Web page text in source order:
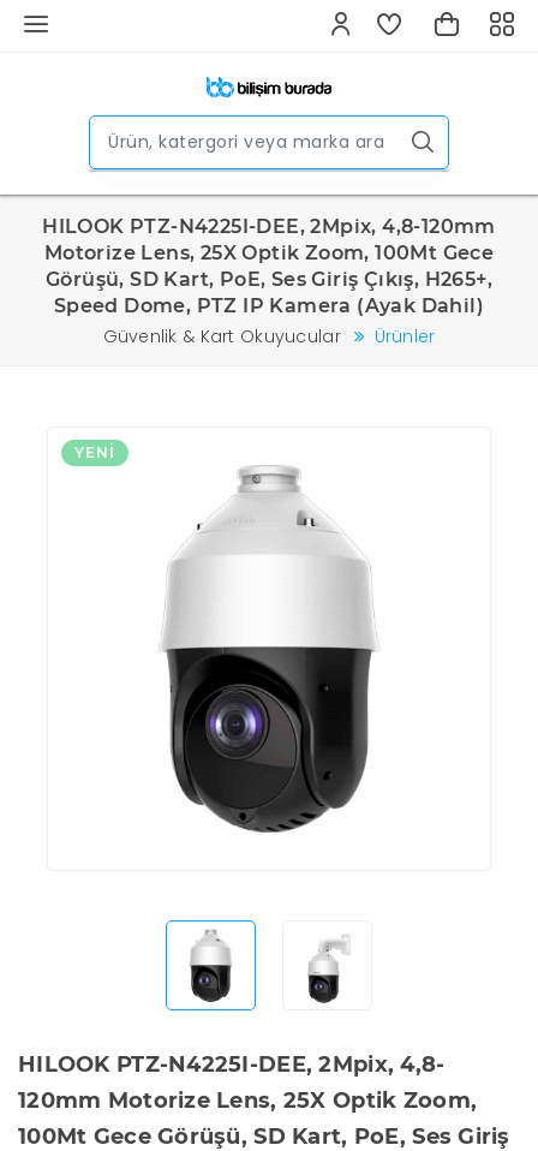
HILOOK PTZ-N4225I-DEE, 2Mpix, 4,8-120mm
Motorize Lens, 25X Optik Zoom, 100Mt Gece
Görüşü, SD Kart, PoE, Ses Giriş Çıkış, H265+,
Speed Dome, PTZ IP Kamera (Ayak Dahil)
Güvenlik & Kart Okuyucular Ürünler
YENI
HILOOK PTZ-N4225I-DEE, 2Mpix, 4,8-
120mm Motorize Lens, 25X Optik Zoom,
100Mt Gece Görüşü, SD Kart, PoE, Ses Giriş